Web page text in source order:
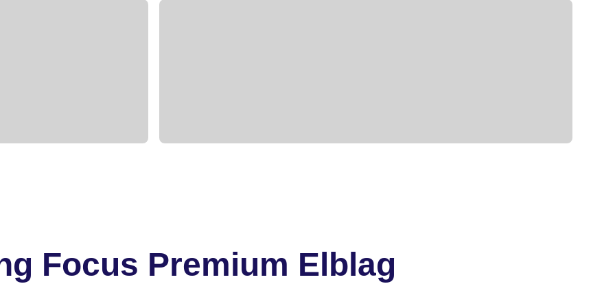
Focus Premium Elblag